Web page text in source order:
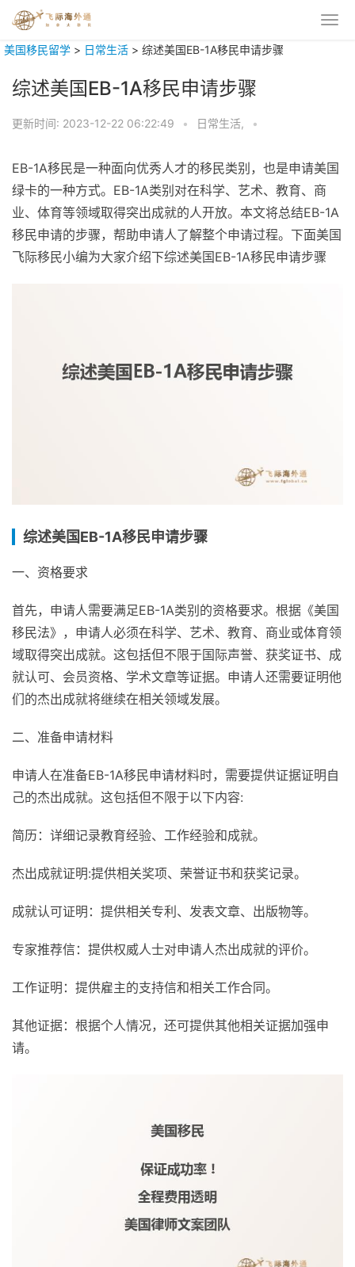
美国移民留学 > 日常生活 > 综述美国EB-1A移民申请步骤
综述美国EB-1A移民申请步骤
更新时间: 2023-12-22 06:22:49 • 日常生活, •
EB-1A移民是一种面向优秀人才的移民类别，也是申请美国
绿卡的一种方式。EB-1A类别对在科学、艺术、教育、商
业、体育等领域取得突出成就的人开放。本文将总结EB-1A
移民申请的步骤，帮助申请人了解整个申请过程。下面美国
飞际移民小编为大家介绍下综述美国EB-1A移民申请步骤
综述美国EB-1A移民申请步骤
一、资格要求
首先，申请人需要满足EB-1A类别的资格要求。根据《美国
移民法》，申请人必须在科学、艺术、教育、商业或体育领
域取得突出成就。这包括但不限于国际声誉、获奖证书、成
就认可、会员资格、学术文章等证据。申请人还需要证明他
们的杰出成就将继续在相关领域发展。
二、准备申请材料
申请人在准备EB-1A移民申请材料时，需要提供证据证明自
己的杰出成就。这包括但不限于以下内容:
简历：详细记录教育经验、工作经验和成就。
杰出成就证明:提供相关奖项、荣誉证书和获奖记录。
成就认可证明：提供相关专利、发表文章、出版物等。
专家推荐信：提供权威人士对申请人杰出成就的评价。
工作证明：提供雇主的支持信和相关工作合同。
其他证据：根据个人情况，还可提供其他相关证据加强申
请。